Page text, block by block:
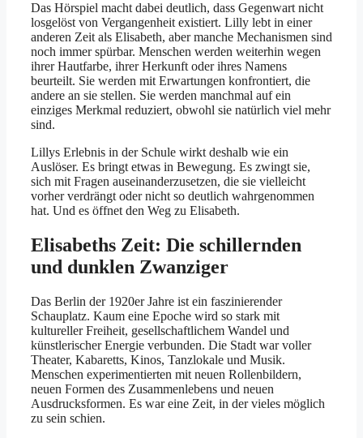
Das Hörspiel macht dabei deutlich, dass Gegenwart nicht
losgelöst von Vergangenheit existiert. Lilly lebt in einer
anderen Zeit als Elisabeth, aber manche Mechanismen sind
noch immer spürbar. Menschen werden weiterhin wegen
ihrer Hautfarbe, ihrer Herkunft oder ihres Namens
beurteilt. Sie werden mit Erwartungen konfrontiert, die
andere an sie stellen. Sie werden manchmal auf ein
einziges Merkmal reduziert, obwohl sie natürlich viel mehr
sind.
Lillys Erlebnis in der Schule wirkt deshalb wie ein
Auslöser. Es bringt etwas in Bewegung. Es zwingt sie,
sich mit Fragen auseinanderzusetzen, die sie vielleicht
vorher verdrängt oder nicht so deutlich wahrgenommen
hat. Und es öffnet den Weg zu Elisabeth.
Elisabeths Zeit: Die schillernden
und dunklen Zwanziger
Das Berlin der 1920er Jahre ist ein faszinierender
Schauplatz. Kaum eine Epoche wird so stark mit
kultureller Freiheit, gesellschaftlichem Wandel und
künstlerischer Energie verbunden. Die Stadt war voller
Theater, Kabaretts, Kinos, Tanzlokale und Musik.
Menschen experimentierten mit neuen Rollenbildern,
neuen Formen des Zusammenlebens und neuen
Ausdrucksformen. Es war eine Zeit, in der vieles möglich
zu sein schien.